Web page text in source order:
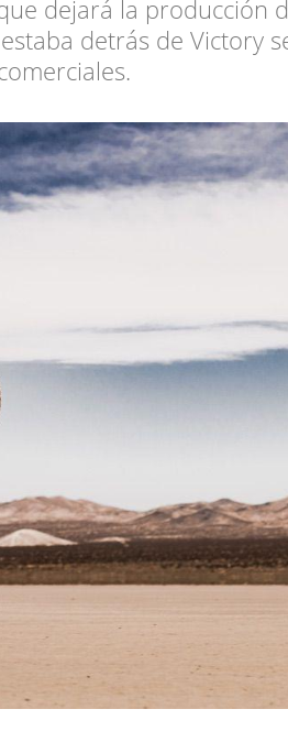
dejará la producción
detrás de Victory